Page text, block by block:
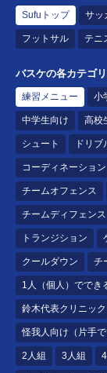
Sufuトップ サッ
フットサル テニ
バスケの各カテゴ
練習メニュー 小
中学生向け 高校
シュート ドリブ
コーディネーション
チームオフェンス
チームディフェンス
トランジション
クールダウン チ
1人（個人）ででき
鈴木代表クリニック
怪我人向け（片手で
2人組 3人組